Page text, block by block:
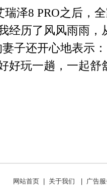
瑞泽8 PRO之后，
经历了风风雨雨，
子还开心地表示
好玩一趟，一起舒
网站首页 关于我们
广告